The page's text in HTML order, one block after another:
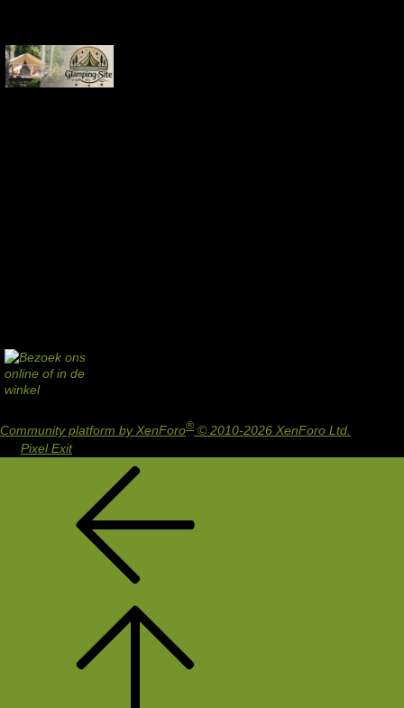
Community platform by XenForo® © 2010-2026 XenForo Ltd.
Pixel Exit